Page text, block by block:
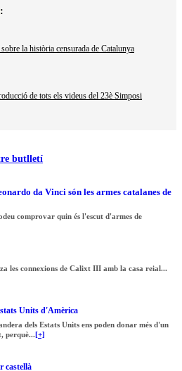
:
la història censurada de Catalunya
de tots els videus del 23è Simposi
butlletí
da Vinci són les armes catalanes de
comprovar quin és l'escut d'armes de
les connexions de Calixt III amb la casa reial...
Units d'Amèrica
dels Estats Units ens poden donar més d'un
perquè... [+]
castellà